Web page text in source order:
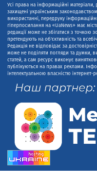
Усі права на інформаційні
захищені українським
використанні, передруку
гіперпосилання на «UaNews» має
редакції може не збігатися з точкою
претендують на об'єктивність та
Редакція не відповідає за
може не поділяти погляди та думки,
статей, а сам ресурс виконує
публікуються на правах реклами.
інтелектуальною власністю інтернет-